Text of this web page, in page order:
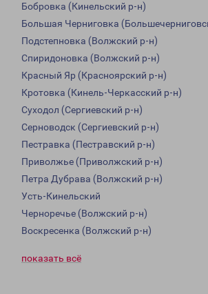
Бобровка (Кинельский р-н)
Большая Черниговка
Подстепновка (Волжский р-н)
Спиридоновка (Волжский р-н)
Красный Яр (Красноярский р-н)
Кротовка (Кинель-Черкасский р-н)
Суходол (Сергиевский р-н)
Серноводск (Сергиевский р-н)
Пестравка (Пестравский р-н)
Приволжье (Приволжский р-н)
Петра Дубрава (Волжский р-н)
Усть-Кинельский
Черноречье (Волжский р-н)
Воскресенка (Волжский р-н)
показать всё